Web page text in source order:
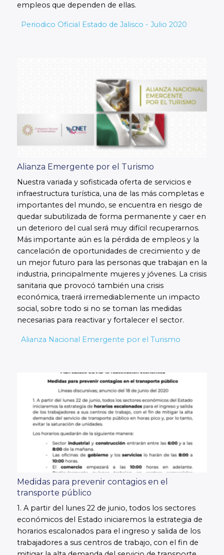
empleos que dependen de ellas.
Periodico Oficial Estado de Jalisco - Julio 2020
Alianza Emergente por el Turismo
Nuestra variada y sofisticada oferta de servicios e
infraestructura turística, una de las más completas e
importantes del mundo, se encuentra en riesgo de
quedar subutilizada de forma permanente y caer en
un deterioro del cual será muy difícil recuperarnos.
Más importante aún es la pérdida de empleos y la
cancelación de oportunidades de crecimiento y de
un mejor futuro para las personas que trabajan en la
industria, principalmente mujeres y jóvenes. La crisis
sanitaria que provocó también una crisis
económica, traerá irremediablemente un impacto
social, sobre todo si no se toman las medidas
necesarias para reactivar y fortalecer el sector.
Alianza Nacional Emergente por el Turismo
Medidas para prevenir contagios en el
transporte público
1. A partir del lunes 22 de junio, todos los sectores
económicos del Estado iniciaremos la estrategia de
horarios escalonados para el ingreso y salida de los
trabajadores a sus centros de trabajo, con el fin de